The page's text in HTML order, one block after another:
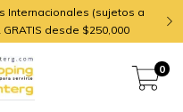
Internacionales (sujetos a
desde $250,000
0